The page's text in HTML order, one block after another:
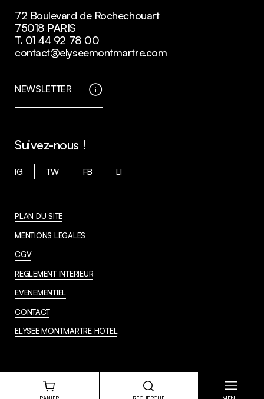
72 Boulevard de Rochechouart
75018 PARIS
T. 01 44 92 78 00
contact@elyseemontmartre.com
NEWSLETTER
Suivez-nous !
IG TW FB LI
PLAN DU SITE
MENTIONS LEGALES
CGV
REGLEMENT INTERIEUR
EVENEMENTIEL
CONTACT
ELYSEE MONTMARTRE HOTEL